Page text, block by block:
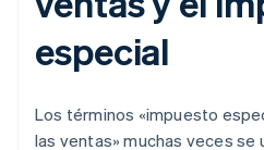
especial
Los términos «impuesto
las ventas» muchas veces se